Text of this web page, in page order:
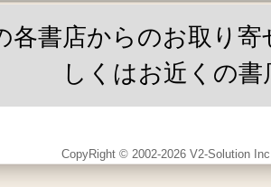
各書店からのお取り
しくはお近くの書
CopyRight © 2002-2026 V2-Solution